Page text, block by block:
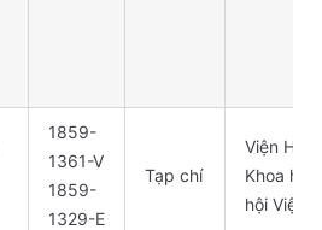
1859-
1361-V
1859-
1329-E
Tạp chí
Viện Hàn
Khoa học
hội Việt